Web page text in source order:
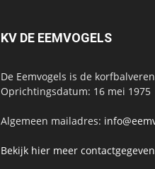
KV DE EEMVOGELS
De Eemvogels is de
Oprichtingsdatum: 16 mei 1975
Algemeen mailadres:
Bekijk hier meer